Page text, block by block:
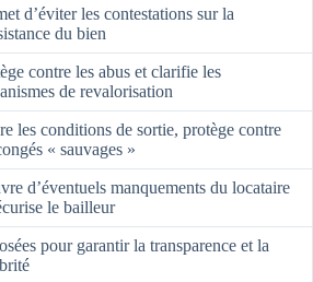
d’éviter les contestations sur la
du bien
contre les abus et clarifie les
de revalorisation
les conditions de sortie, protège contre
« sauvages »
d’éventuels manquements du locataire
le bailleur
pour garantir la transparence et la